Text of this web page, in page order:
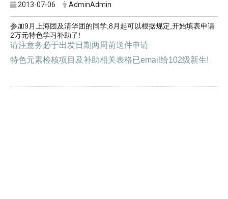
2013-07-06 AdminAdmin
参加9月上海团及清华团的同学,8月起可以根据规定,开始填表申请
2万元特色学习补助了!
请注意务必于出发日期两周前送件申请
特色元素检核项目及补助相关表格已email给102级新生!